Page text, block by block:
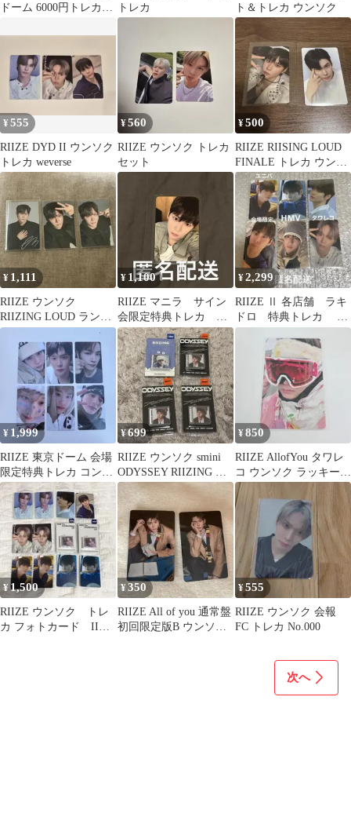
ドーム 6000円トレカ
トレカ
ト＆トレカ ウンソク
¥555
RIIZE DYD II ウンソク
トレカ weverse
¥560
RIIZE ウンソク トレカ
セット
¥500
RIIZE RIISING LOUD
FINALE トレカ ウンソ
ク
¥ 1,111
RIIZE ウンソク
RIIZING LOUD ラント
レ トレカ サイン入り
¥ 1,100
RIIZE マニラ サイン
会限定特典トレカ ウ
ンソク
¥2,299
RIIZE Ⅱ 各店舗 ラキ
ドロ 特典トレカ ウ
ンソク
¥ 1,999
RIIZE 東京ドーム 会場
限定特典トレカ コンプ
All of you
¥699
RIIZE ウンソク smini
ODYSSEY RIIZING ア
ルバム
¥850
RIIZE AllofYou タワレ
コ ウンソク ラッキード
ロー ラキドロ
¥1,500
RIIZE ウンソク トレ
カ フォトカード II
¥350
RIIZE All of you 通常盤
初回限定版B ウンソク
¥555
RIIZE ウンソク 会報
FC トレカ No.000
次へ